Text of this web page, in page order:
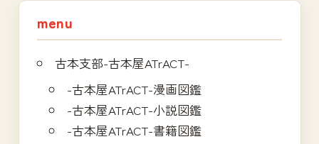
menu
古本支部-古本屋ATrACT-
-古本屋ATrACT-漫画図鑑
-古本屋ATrACT-小説図鑑
-古本屋ATrACT-書籍図鑑